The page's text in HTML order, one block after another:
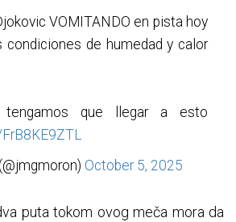
VOMITANDO en pista hoy
condiciones de humedad y calor
tengamos que llegar a esto
October 5, 2025
puta tokom ovog meča mora da